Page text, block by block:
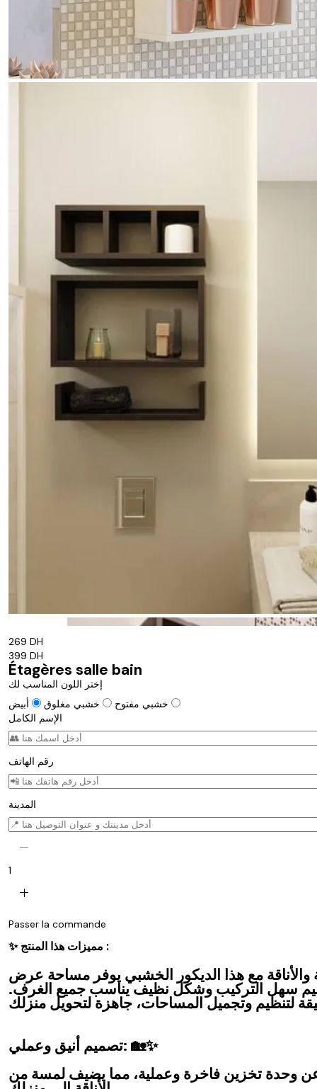
269 DH
399 DH
Étagères salle bain
إختر اللون المناسب لك
خشبي مفتوح
خشبي مغلوق
الإسم الكامل
رقم الهاتف
المدينة
remove
1
add
Passer la commande
✨ مميزات هذا المنتج :
والأناقة مع هذا الديكور الخشبي يوفر مساحة عرض
سهل التركيب وشكل نظيف يناسب جميع الغرف.
تصميم أنيق وعملي: 🏡✨
عن وحدة تخزين فاخرة وعملية، مما يضيف لمسة من